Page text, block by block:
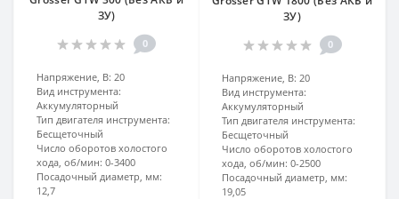
ЗУ)
0
Напряжение, В: 20
Вид инструмента:
Аккумуляторный
Тип двигателя инструмента:
Бесщеточный
Число оборотов холостого
хода, об/мин: 0-3400
Посадочный диаметр, мм:
12,7
ЗУ)
0
Напряжение, В: 20
Вид инструмента:
Аккумуляторный
Тип двигателя инструмента:
Бесщеточный
Число оборотов холостого
хода, об/мин: 0-2500
Посадочный диаметр, мм:
19,05